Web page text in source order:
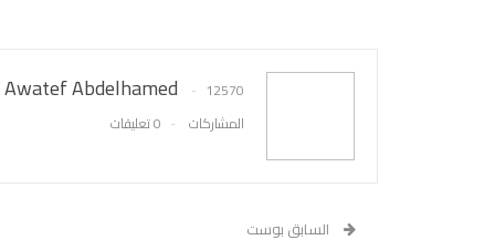
Awatef Abdelhamed
12570
المشاركات
0 تعليقات
السابق بوست